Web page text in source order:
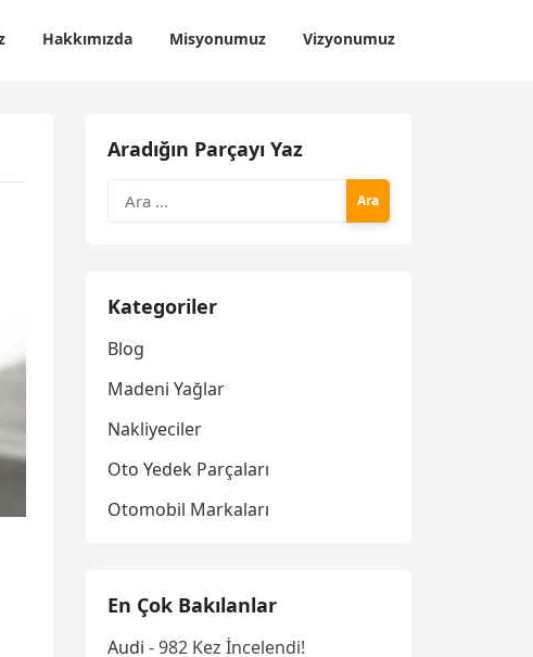
Hakkımızda Misyonumuz Vizyonumuz
Aradığın Parçayı Yaz
Kategoriler
Blog
Madeni Yağlar
Nakliyeciler
Oto Yedek Parçaları
Otomobil Markaları
En Çok Bakılanlar
Audi - 982 Kez İncelendi!